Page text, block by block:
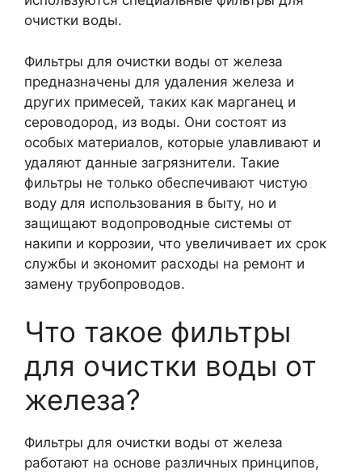
очистки воды.
Фильтры для очистки воды от железа
предназначены для удаления железа и
других примесей, таких как марганец и
сероводород, из воды. Они состоят из
особых материалов, которые улавливают и
удаляют данные загрязнители. Такие
фильтры не только обеспечивают чистую
воду для использования в быту, но и
защищают водопроводные системы от
накипи и коррозии, что увеличивает их срок
службы и экономит расходы на ремонт и
замену трубопроводов.
Что такое фильтры
для очистки воды от
железа?
Фильтры для очистки воды от железа
работают на основе различных принципов,